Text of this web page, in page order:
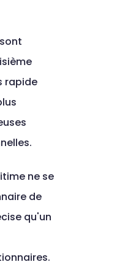
sont
rapide
ne se
de
qu'un